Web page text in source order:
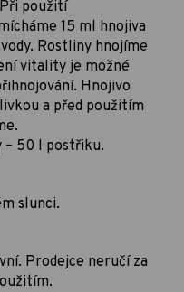
použití
15 ml hnojiva
Rostliny hnojíme
vitality je možné
Hnojivo
a před použitím
– 50 l postřiku.
slunci.
Prodejce neručí za